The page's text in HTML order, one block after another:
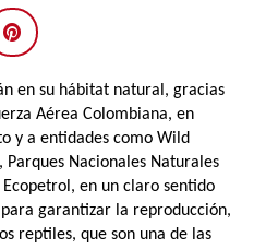
en su hábitat natural, gracias
Aérea Colombiana, en
y a entidades como Wild
Nacionales Naturales
en un claro sentido
garantizar la reproducción,
reptiles, que son una de las